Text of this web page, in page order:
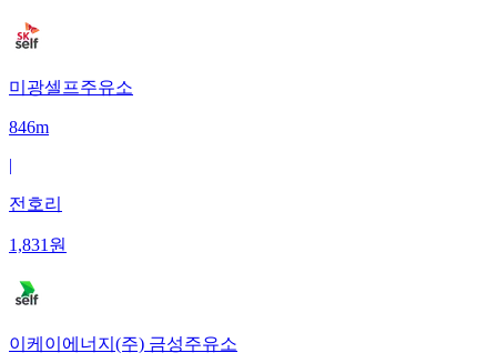
미광셀프주유소
846m
|
전호리
1,831 원
이케이에너지(주) 금성주유소